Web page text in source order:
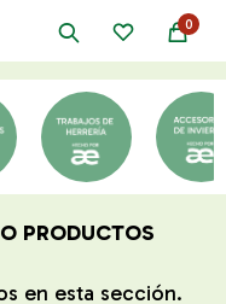
0
PRODUCTOS
en esta sección.